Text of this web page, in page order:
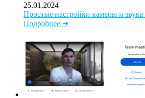
25.01.2024
Простые настройки камеры и звука
Подробнее ➜